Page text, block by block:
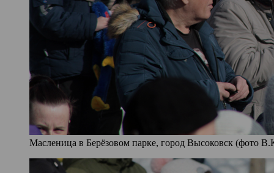
Масленица в Берёзовом парке, город Высоковск (фото